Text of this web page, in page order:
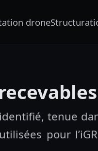
drone
tenue
pour